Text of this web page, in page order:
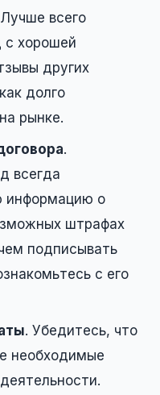
всего
с хорошей
других
долго
рынке.
.
всегда
информацию о
штрафах
подписывать
с его
. Убедитесь, что
необходимые